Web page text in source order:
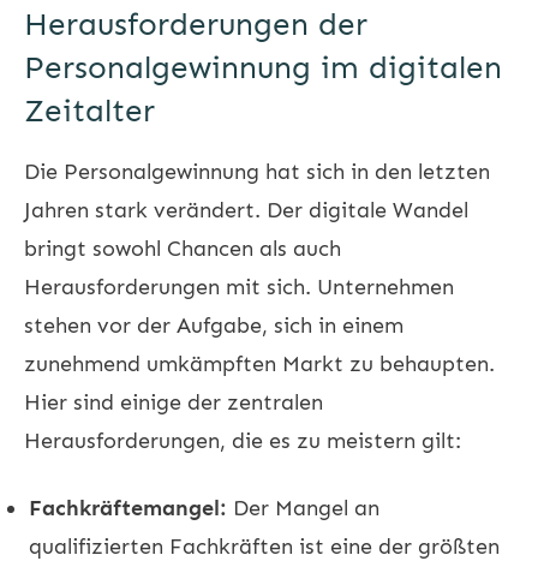
Herausforderungen der
Personalgewinnung im digitalen
Zeitalter
Die Personalgewinnung hat sich in den letzten
Jahren stark verändert. Der digitale Wandel
bringt sowohl Chancen als auch
Herausforderungen mit sich. Unternehmen
stehen vor der Aufgabe, sich in einem
zunehmend umkämpften Markt zu behaupten.
Hier sind einige der zentralen
Herausforderungen, die es zu meistern gilt:
Fachkräftemangel: Der Mangel an
qualifizierten Fachkräften ist eine der größten